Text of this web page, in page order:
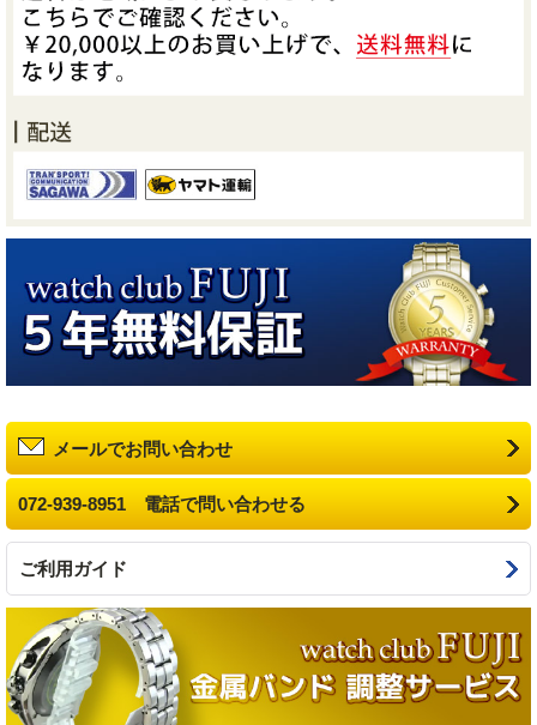
メールでお問い合わせ
072-939-8951 電話で問い合わせる
ご利用ガイド